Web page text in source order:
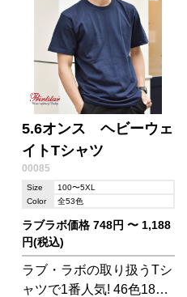
やすく、スポーツやイベ
ントにぴったりです!
5.6オンス ヘビーウェ
イトTシャツ
00085
Size
100〜5XL
Color
全53色
ラブラボ価格 748円 〜 1,188
円(税込)
ラブ・ラボの取り扱うTシ
ャツで1番人気! 46色18サ